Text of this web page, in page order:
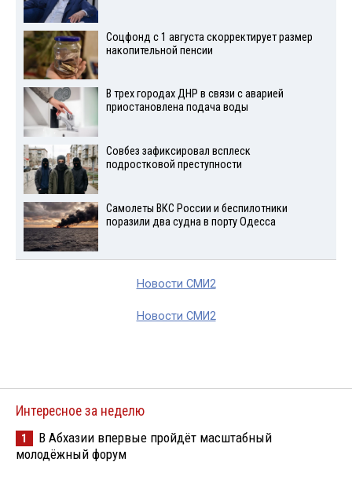
Соцфонд с 1 августа скорректирует размер
накопительной пенсии
В трех городах ДНР в связи с аварией
приостановлена подача воды
Совбез зафиксировал всплеск
подростковой преступности
Самолеты ВКС России и беспилотники
поразили два судна в порту Одесса
Новости СМИ2
Новости СМИ2
Интересное за неделю
1
В Абхазии впервые пройдёт масштабный
молодёжный форум